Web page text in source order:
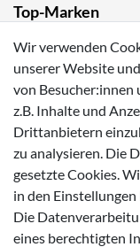
Top-Marken
Lurchi
Romika
Tom Tailor
Wir verwenden
unserer Website
von Besucher:innen
z.B. Inhalte und
Drittanbietern
zu analysieren. Die
gesetzte Cookies.
in den Einstellungen
Die
eines berechtigten